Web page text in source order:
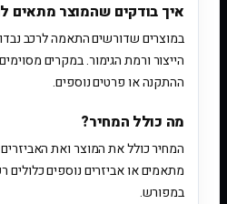
איך בודקים שהמוצר מתאים
במוצרים שדורשים התאמה לרכב
הייצור ורמת הגימור. במקרים
ההתקנה או פרטים נוספים.
מה כולל המחיר?
המחיר כולל את המוצר ואת
מתאמים או אביזרים נוספים כלולים
במפורש.